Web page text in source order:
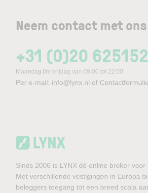
Neem contact met
+31 (0)20
Maandag t/m vrijdag van 08:00 tot 22:00
Per e-mail: info@lynx.nl of
Sinds 2006 is LYNX dé online broker voor
Met verschillende vestigingen in Europa
beleggers toegang tot een breed scala